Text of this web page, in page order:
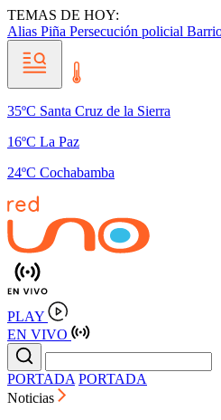
TEMAS DE HOY:
Alias Piña Persecución policial
35ºC Santa Cruz de la Sierra
16ºC La Paz
24ºC Cochabamba
PLAY
EN VIVO
PORTADA PORTADA
Noticias